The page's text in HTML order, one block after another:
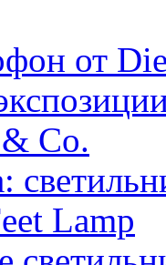
от
Co.
Lamp